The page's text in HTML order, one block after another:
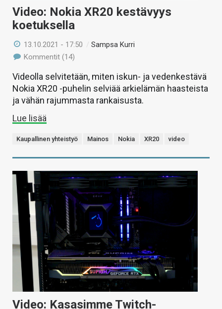
Video: Nokia XR20 kestävyys
koetuksella
13.10.2021 - 17:50 /Sampsa Kurri
Kommentit (14)
Videolla selvitetään, miten iskun- ja vedenkestävä
Nokia XR20 -puhelin selviää arkielämän haasteista
ja vähän rajummasta rankaisusta.
Lue lisää
Kaupallinen yhteistyö Mainos Nokia XR20 video
Video: Kasasimme Twitch-